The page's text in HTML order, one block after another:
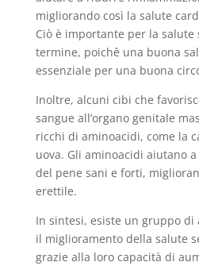
migliorando così la salute
Ciò è importante per la salute
termine, poichê una buona
essenziale per una buona
Inoltre, alcuni cibi che
sangue all’organo genitale
ricchi di aminoacidi, come la
uova. Gli aminoacidi aiutano
del pene sani e forti,
erettile.
In sintesi, esiste un gruppo di
il miglioramento della salute
grazie alla loro capacità di